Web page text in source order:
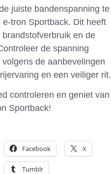
juiste bandenspanning te
tron Sportback. Dit heeft
en de
de spanning
de aanbevelingen
en een veiliger rit.
controleren en geniet van
Sportback!
Facebook X
Tumblr